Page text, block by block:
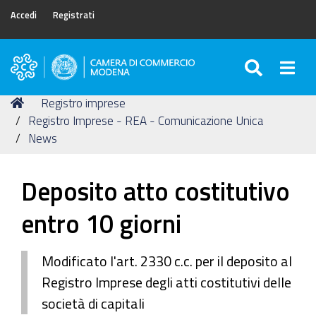
Accedi Registrati
Camera
Commercio
di
Modena
Tu
sei
qui:
Home
Registro imprese
Registro Imprese - REA - Comunicazione Unica
News
Deposito atto costitutivo
entro 10 giorni
Modificato l'art. 2330 c.c. per il deposito al
Registro Imprese degli atti costitutivi delle
società di capitali